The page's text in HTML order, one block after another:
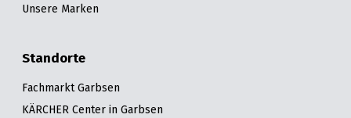
Unsere Marken
Standorte
Fachmarkt Garbsen
KÄRCHER Center in Garbsen